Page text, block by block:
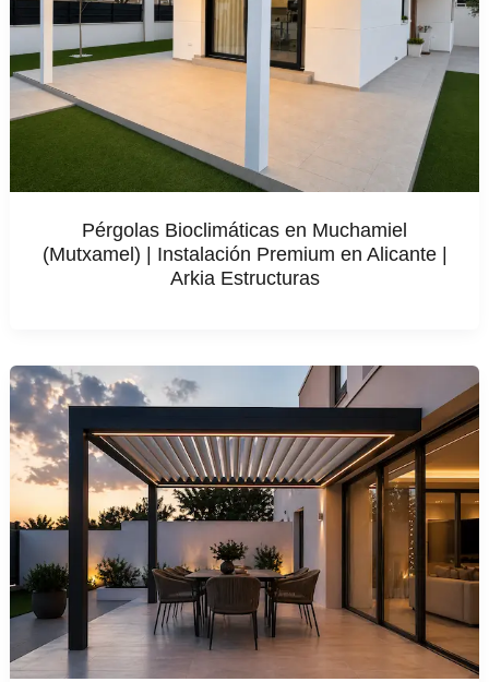
Pérgolas Bioclimáticas en Muchamiel
(Mutxamel) | Instalación Premium en Alicante |
Arkia Estructuras